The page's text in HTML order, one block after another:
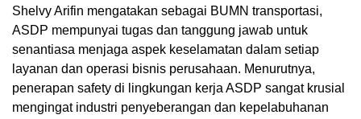
Shelvy Arifin mengatakan sebagai BUMN transportasi,
ASDP mempunyai tugas dan tanggung jawab untuk
senantiasa menjaga aspek keselamatan dalam setiap
layanan dan operasi bisnis perusahaan. Menurutnya,
penerapan safety di lingkungan kerja ASDP sangat krusial
mengingat industri penyeberangan dan kepelabuhanan